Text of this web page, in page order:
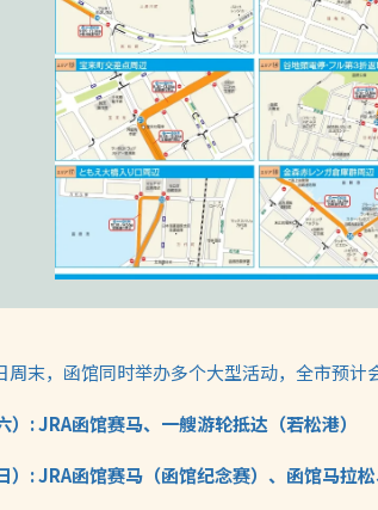
周末，函馆同时举办多个大型活动，全市预计
）:JRA函馆赛马、一艘游轮抵达（若松港）
）:JRA函馆赛马（函馆纪念赛）、函馆马拉